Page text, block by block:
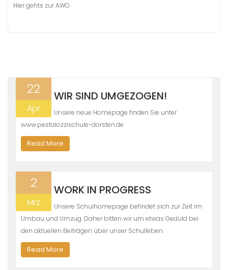
Hier gehts zur AWO
22
Apr
WIR SIND UMGEZOGEN!
Unsere neue Homepage finden Sie unter
www.pestalozzischule-dorsten.de
Read More
2
Mrz
WORK IN PROGRESS
Unsere Schulhomepage befindet sich zur Zeit im
Umbau und Umzug. Daher bitten wir um etwas Geduld bei
den aktuellen Beiträgen über unser Schulleben.
Read More